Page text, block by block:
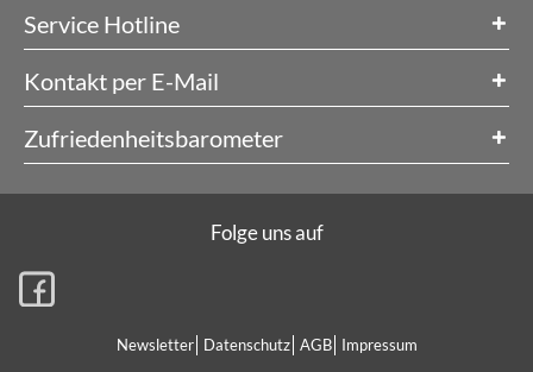
Service Hotline
Kontakt per E-Mail
Zufriedenheitsbarometer
Newsletter Datenschutz AGB Impressum
Folge uns auf